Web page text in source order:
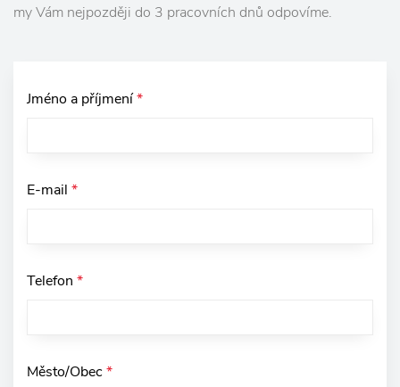
my Vám nejpozději do 3 pracovních dnů odpovíme.
Jméno a příjmení*
E-mail *
Telefon *
Město/Obec*